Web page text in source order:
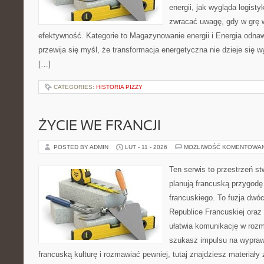
energii, jak wygląda
zwracać uwagę, gdy w grę
efektywność. Kategorie to Magazynowanie energii i Energia
przewija się myśl, że transformacja energetyczna nie dzieje się
[…]
CATEGORIES: HISTORIA PIZZY
ŻYCIE WE FRANCJI
POSTED BY ADMIN LUT - 11 - 2026 MOŻLIWOŚĆ
Ten serwis to przestrzeń
planują francuską
francuskiego. To fuzja
Republice Francuskiej
ułatwia komunikację w
szukasz impulsu na
francuską kulturę i rozmawiać pewniej, tutaj znajdziesz materiały